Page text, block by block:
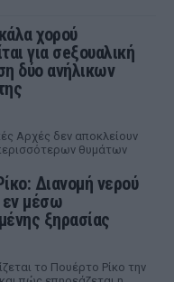
χορού
για σeξουαλική
δύο ανήλικων
Αρχές δεν αποκλείουν
θυμάτων
Διανομή νερού
εν μέσω
ξηρασίας
το Πουέρτο Ρίκο την